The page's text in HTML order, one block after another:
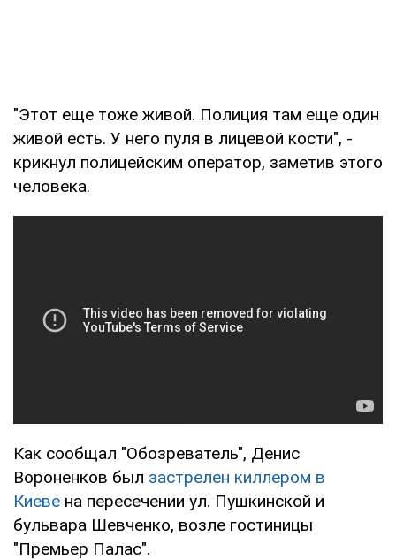
"Этот еще тоже живой. Полиция там еще один
живой есть. У него пуля в лицевой кости", -
крикнул полицейским оператор, заметив этого
человека.
Как сообщал "Обозреватель", Денис
Вороненков был застрелен киллером в
Киеве на пересечении ул. Пушкинской и
бульвара Шевченко, возле гостиницы
"Премьер Палас".